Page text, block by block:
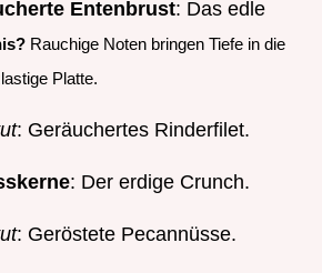
Entenbrust: Das edle
Rauchige Noten bringen Tiefe in die
Platte.
: Geräuchertes Rinderfilet.
: Der erdige Crunch.
: Geröstete Pecannüsse.